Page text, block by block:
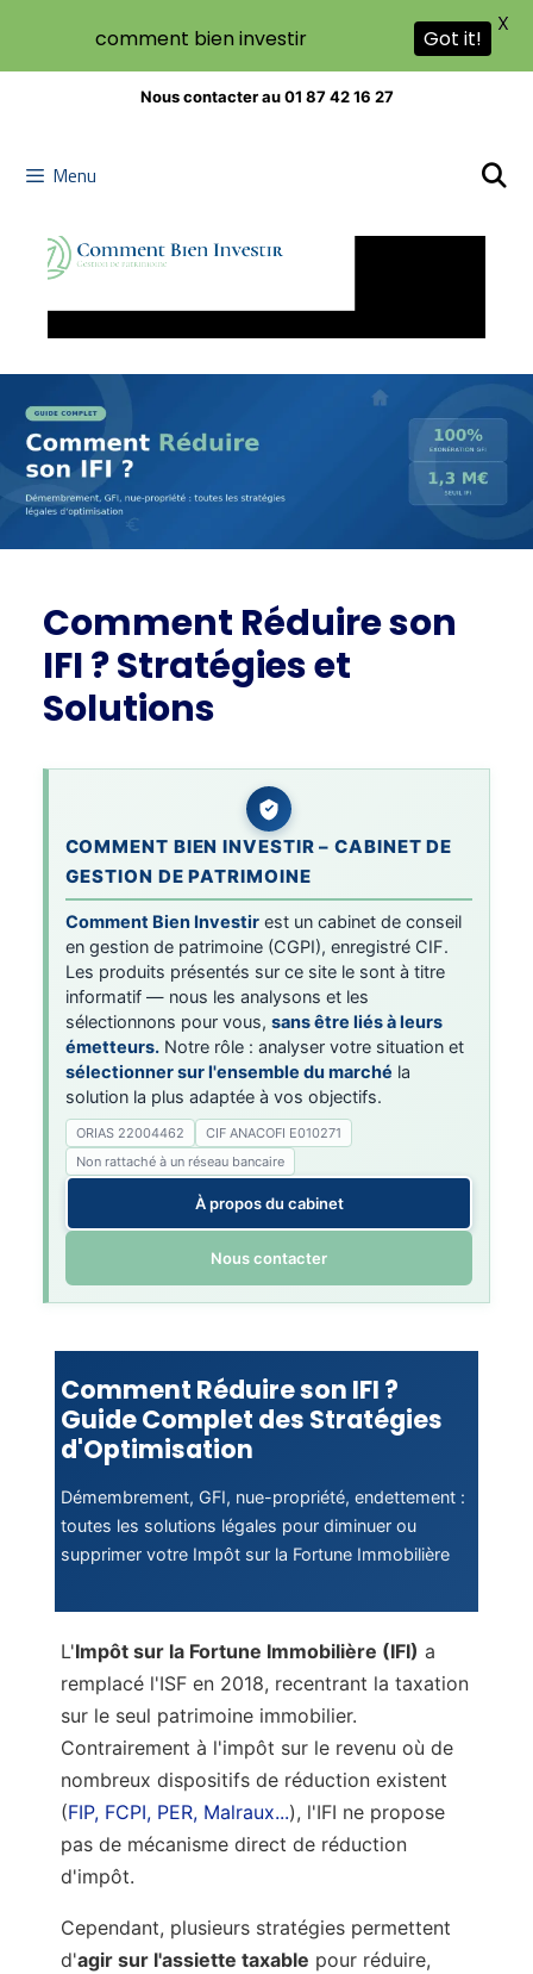
Nous contacter au 01 87 42 16 27
Menu
Comment Réduire son
IFI ? Stratégies et
Solutions
COMMENT BIEN INVESTIR – CABINET DE
GESTION DE PATRIMOINE
Comment Bien Investirest un cabinet de conseil
en gestion de patrimoine (CGPI), enregistré CIF.
Les produits présentés sur ce site le sont à titre
informatif — nous les analysons et les
sélectionnons pour vous, sans être liés à leurs
émetteurs.Notre rôle : analyser votre situation et
sélectionner sur l'ensemble du marché la
solution la plus adaptée à vos objectifs.
ORIAS 22004462
CIF ANACOFI E010271
Non rattaché à un réseau bancaire
À propos du cabinet
Nous contacter
Comment Réduire son IFI ?
Guide Complet des Stratégies
d'Optimisation
Démembrement, GFI, nue-propriété, endettement :
toutes les solutions légales pour diminuer ou
supprimer votre Impôt sur la Fortune Immobilière
L'Impôt sur la Fortune Immobilière (IFI) a
remplacé l'ISF en 2018, recentrant la taxation
sur le seul patrimoine immobilier.
Contrairement à l'impôt sur le revenu où de
nombreux dispositifs de réduction existent
(FIP, FCPI, PER, Malraux...), l'IFI ne propose
pas de mécanisme direct de réduction
d'impôt.
Cependant, plusieurs stratégies permettent
d'agir sur l'assiette taxable pour réduire,
comment bien investir Got it!
X